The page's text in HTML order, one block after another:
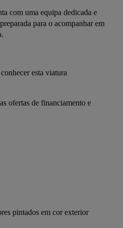
com uma equipa dedicada e
para o acompanhar em
esta viatura
ofertas de financiamento e
pintados em cor exterior